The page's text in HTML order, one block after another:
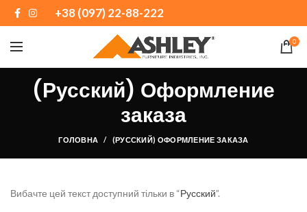
+38 (097) 22-88-222
0
(Русский) Оформление
заказа
ГОЛОВНА (РУССКИЙ) ОФОРМЛЕНИЕ ЗАКАЗА
Вибачте цей текст доступний тільки в “Русский”.